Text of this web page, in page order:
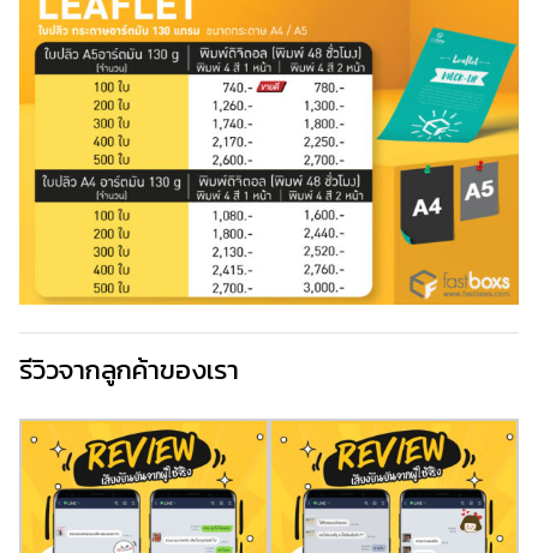
รีวิวจากลูกค้าของเรา